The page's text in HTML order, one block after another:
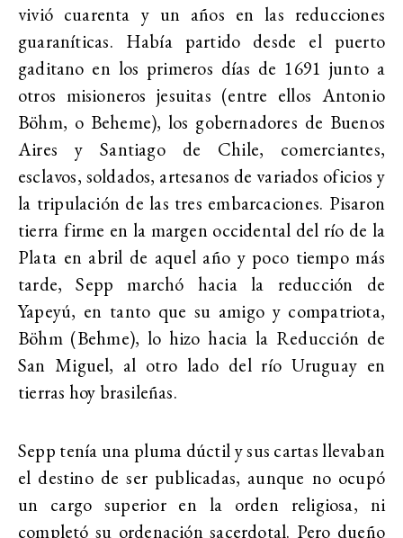
vivió cuarenta y un años en las reducciones
guaraníticas. Había partido desde el puerto
gaditano en los primeros días de 1691 junto a
otros misioneros jesuitas (entre ellos Antonio
Böhm, o Beheme), los gobernadores de Buenos
Aires y Santiago de Chile, comerciantes,
esclavos, soldados, artesanos de variados oficios y
la tripulación de las tres embarcaciones. Pisaron
tierra firme en la margen occidental del río de la
Plata en abril de aquel año y poco tiempo más
tarde, Sepp marchó hacia la reducción de
Yapeyú, en tanto que su amigo y compatriota,
Böhm (Behme), lo hizo hacia la Reducción de
San Miguel, al otro lado del río Uruguay en
tierras hoy brasileñas.
Sepp tenía una pluma dúctil y sus cartas llevaban
el destino de ser publicadas, aunque no ocupó
un cargo superior en la orden religiosa, ni
completó su ordenación sacerdotal. Pero dueño